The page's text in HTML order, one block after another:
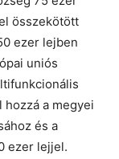
összekötött
ezer lejben
uniós
a megyei
és a
ezer lejjel.